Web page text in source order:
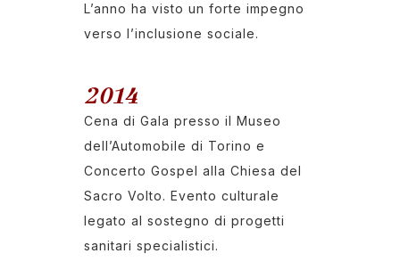
L’anno ha visto un forte impegno
verso l’inclusione sociale.
2014
Cena di Gala presso il Museo
dell’Automobile di Torino e
Concerto Gospel alla Chiesa del
Sacro Volto. Evento culturale
legato al sostegno di progetti
sanitari specialistici.